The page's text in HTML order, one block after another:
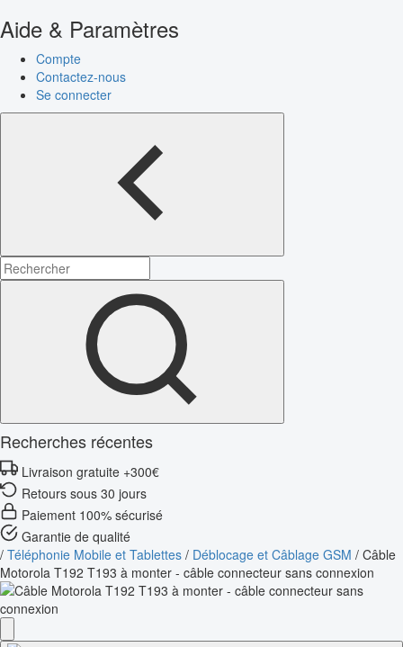
Aide & Paramètres
Compte
Contactez-nous
Se connecter
Recherches récentes
Livraison gratuite +300€
Retours sous 30 jours
Paiement 100% sécurisé
Garantie de qualité
/ Téléphonie Mobile et Tablettes / Déblocage et Câblage GSM / Câble
Motorola T192 T193 à monter - câble connecteur sans connexion